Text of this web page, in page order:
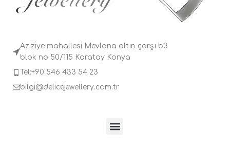
Aziziye mahallesi Mevlana altın çarşı b3
blok no 50/115 Karatay Konya
Tel:+90 546 433 54 23
bilgi@delicejewellery.com.tr